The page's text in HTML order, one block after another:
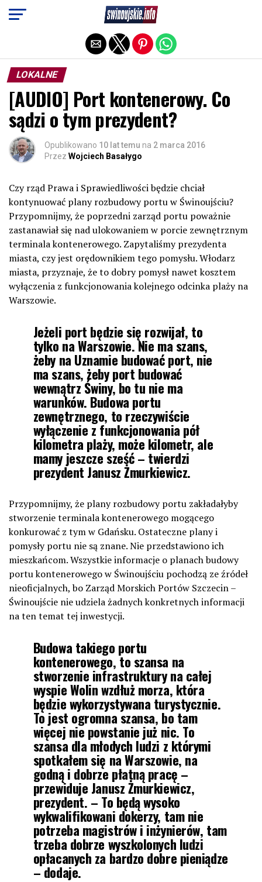
LOKALNE
[AUDIO] Port kontenerowy. Co
sądzi o tym prezydent?
Opublikowano 10 lat temu na 2 marca 2016
Przez Wojciech Basałygo
Czy rząd Prawa i Sprawiedliwości będzie chciał
kontynuować plany rozbudowy portu w Świnoujściu?
Przypomnijmy, że poprzedni zarząd portu poważnie
zastanawiał się nad ulokowaniem w porcie zewnętrznym
terminala kontenerowego. Zapytaliśmy prezydenta
miasta, czy jest orędownikiem tego pomysłu. Włodarz
miasta, przyznaje, że to dobry pomysł nawet kosztem
wyłączenia z funkcjonowania kolejnego odcinka plaży na
Warszowie.
Jeżeli port będzie się rozwijał, to
tylko na Warszowie. Nie ma szans,
żeby na Uznamie budować port, nie
ma szans, żeby port budować
wewnątrz Świny, bo tu nie ma
warunków. Budowa portu
zewnętrznego, to rzeczywiście
wyłączenie z funkcjonowania pół
kilometra plaży, może kilometr, ale
mamy jeszcze sześć – twierdzi
prezydent Janusz Żmurkiewicz.
Przypomnijmy, że plany rozbudowy portu zakładałyby
stworzenie terminala kontenerowego mogącego
konkurować z tym w Gdańsku. Ostateczne plany i
pomysły portu nie są znane. Nie przedstawiono ich
mieszkańcom. Wszystkie informacje o planach budowy
portu kontenerowego w Świnoujściu pochodzą ze źródeł
nieoficjalnych, bo Zarząd Morskich Portów Szczecin –
Świnoujście nie udziela żadnych konkretnych informacji
na ten temat tej inwestycji.
Budowa takiego portu
kontenerowego, to szansa na
stworzenie infrastruktury na całej
wyspie Wolin wzdłuż morza, która
będzie wykorzystywana turystycznie.
To jest ogromna szansa, bo tam
więcej nie powstanie już nic. To
szansa dla młodych ludzi z którymi
spotkałem się na Warszowie, na
godną i dobrze płatną pracę –
przewiduje Janusz Żmurkiewicz,
prezydent. – To będą wysoko
wykwalifikowani dokerzy, tam nie
potrzeba magistrów i inżynierów, tam
trzeba dobrze wyszkolonych ludzi
opłacanych za bardzo dobre pieniądze
– dodaje.
Exit mobile version